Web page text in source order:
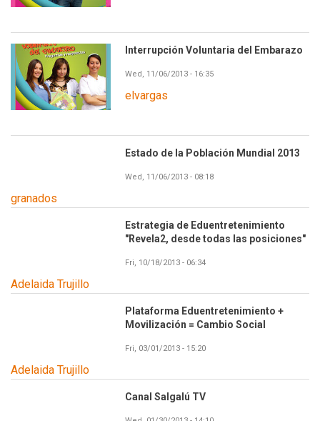
Interrupción Voluntaria del Embarazo
Wed, 11/06/2013 - 16:35
elvargas
Estado de la Población Mundial 2013
Wed, 11/06/2013 - 08:18
granados
Estrategia de Eduentretenimiento
"Revela2, desde todas las posiciones"
Fri, 10/18/2013 - 06:34
Adelaida Trujillo
Plataforma Eduentretenimiento +
Movilización = Cambio Social
Fri, 03/01/2013 - 15:20
Adelaida Trujillo
Canal Salgalú TV